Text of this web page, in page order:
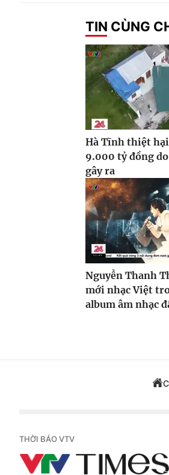
TIN CÙNG
Hà Tĩnh thiệt
9.000 tỷ đồng do
gây ra
Nguyễn Thanh
mới nhạc Việt
album âm nhạc
THỜI BÁO VTV